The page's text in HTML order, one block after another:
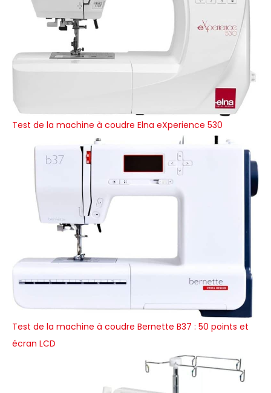
Test de la machine à coudre Elna eXperience 530
Test de la machine à coudre Bernette B37 : 50 points et
écran LCD